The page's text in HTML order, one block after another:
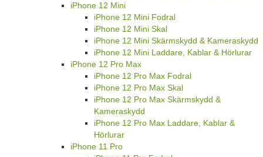
iPhone 12 Mini
iPhone 12 Mini Fodral
iPhone 12 Mini Skal
iPhone 12 Mini Skärmskydd & Kameraskydd
iPhone 12 Mini Laddare, Kablar & Hörlurar
iPhone 12 Pro Max
iPhone 12 Pro Max Fodral
iPhone 12 Pro Max Skal
iPhone 12 Pro Max Skärmskydd &
Kameraskydd
iPhone 12 Pro Max Laddare, Kablar &
Hörlurar
iPhone 11 Pro